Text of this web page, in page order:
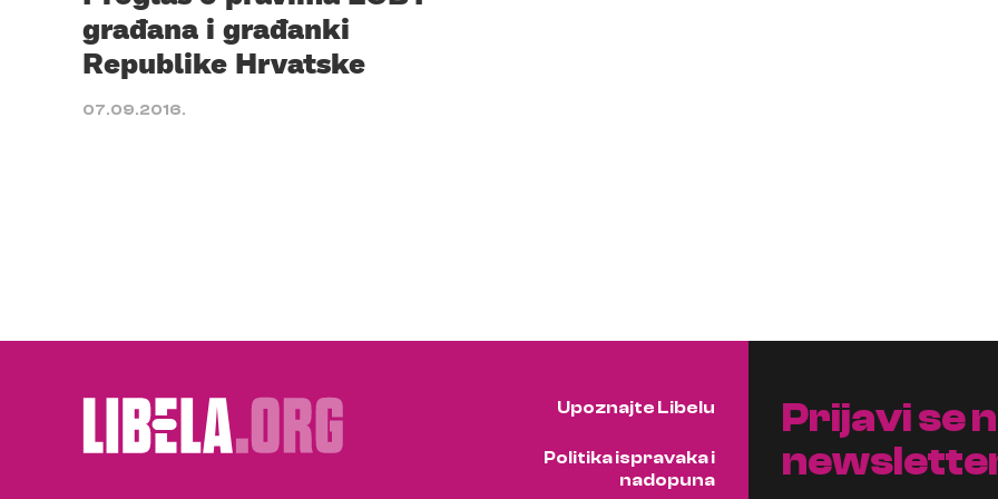
građana i građanki
Republike Hrvatske
07.09.2016.
Upoznajte Libelu
Politika ispravaka i
nadopuna
Prijavi se